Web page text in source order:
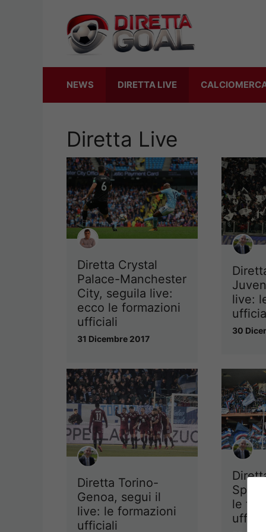
NEWS DIRETTA LIVE
Diretta Live
Diretta Crystal
Palace-Manchester
City, seguila live:
ecco le formazioni
ufficiali
31 Dicembre 2017
live:
30
Diretta Torino-
Genoa, segui il
live: le formazioni
ufficiali
Spal,
le
ufficiali